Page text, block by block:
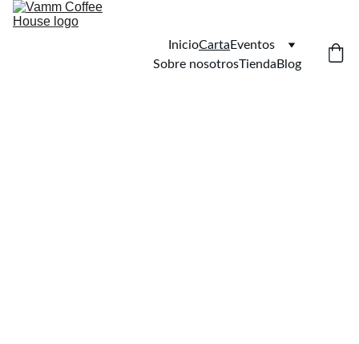
InicioCarta Eventos
Sobre nosotrosTienda Blog